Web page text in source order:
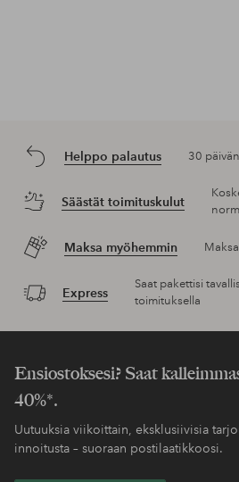
Helppo palautus 30
Säästät toimituskulut
Maksa myöhemmin
Express
Saat pakettisi
toimituksella
Ensiostoksesi? Saat
40%*.
Uutuuksia viikoittain, eksklusiivisia
innoitusta – suoraan postilaatikkoosi.